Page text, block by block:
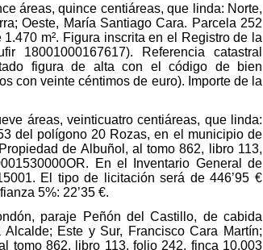
áreas, quince centiáreas, que linda: Norte,
Oeste, María Santiago Cara. Parcela 252
m². Figura inscrita en el Registro de la
Referencia catastral
figura de alta con el código de bien
con veinte céntimos de euro). Importe de la
áreas, veinticuatro centiáreas, que linda:
del polígono 20 Rozas, en el municipio de
de Albuñol, al tomo 862, libro 113,
En el Inventario General de
El tipo de licitación será de 446’95 €
5%: 22’35 €.
paraje Peñón del Castillo, de cabida
Este y Sur, Francisco Cara Martín;
tomo 862, libro 113, folio 242, finca 10.003